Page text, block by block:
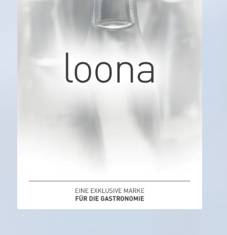
Jetzt mehr erfahren…